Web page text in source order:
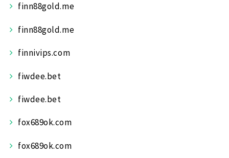
finn88gold.me
finn88gold.me
finnivips.com
fiwdee.bet
fiwdee.bet
fox689ok.com
fox689ok.com